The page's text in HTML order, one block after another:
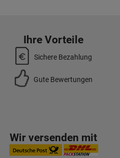
Ihre Vorteile
Sichere Bezahlung
Gute Bewertungen
Wir versenden mit